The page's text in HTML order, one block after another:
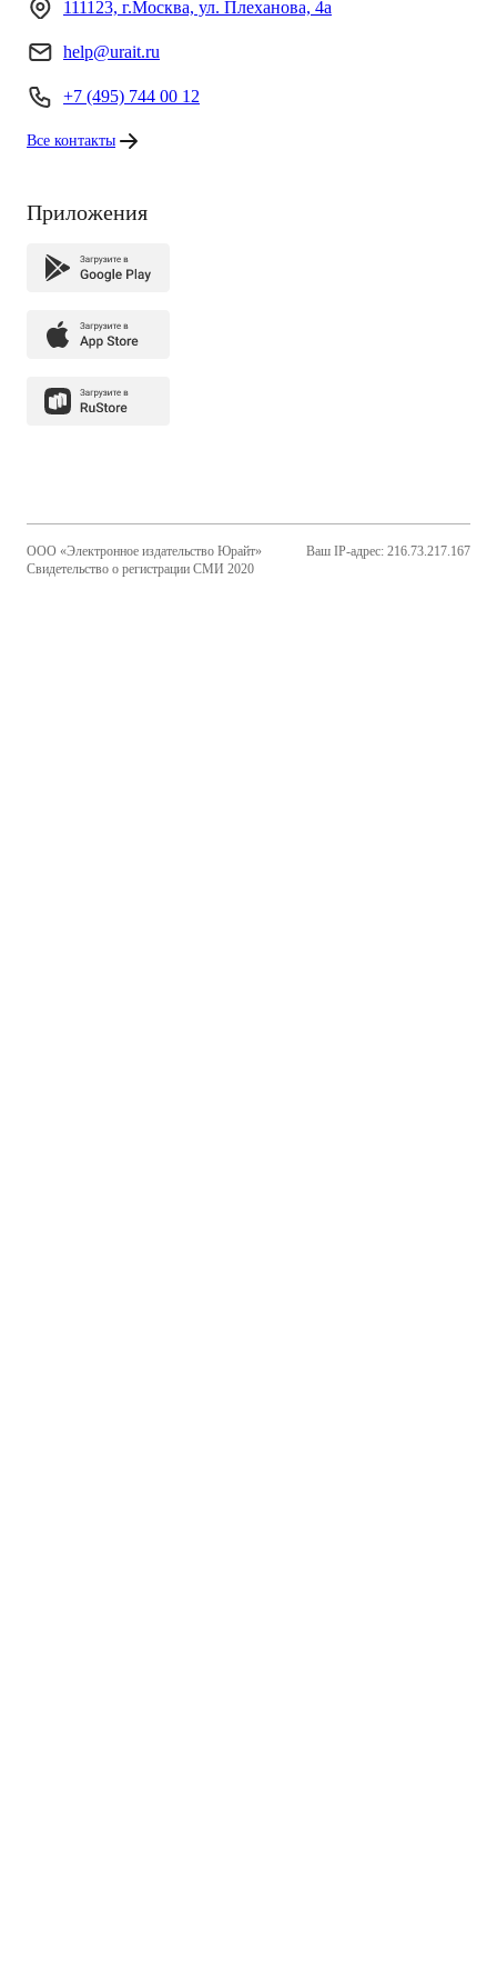
111123, г.Москва, ул. Плеханова, 4а
help@urait.ru
+7 (495) 744 00 12
Все контакты
Приложения
ООО «Электронное издательство Юрайт»
Свидетельство о регистрации СМИ 2020
Ваш IP-адрес: 216.73.217.167